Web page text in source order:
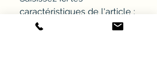
caractéristiques de l'article :
taille, matière et autres